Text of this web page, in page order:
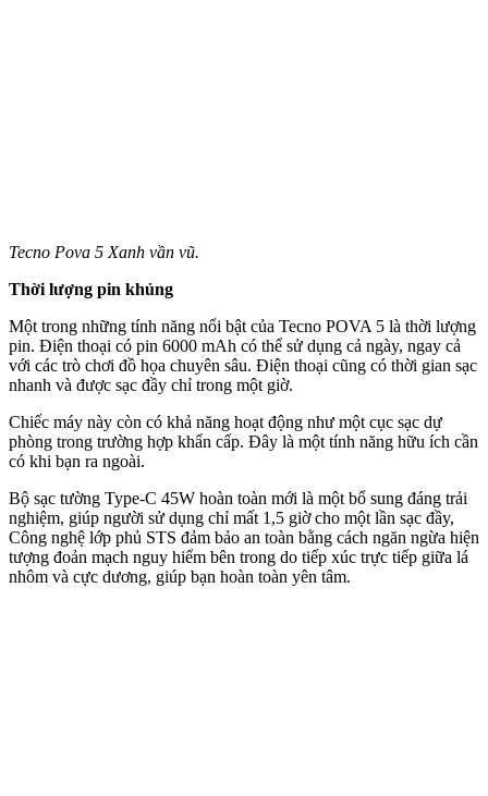
Tecno Pova 5 Xanh vần vũ.
Thời lượng pin khủng
Một trong những tính năng nổi bật của Tecno POVA 5 là thời lượng
pin. Điện thoại có pin 6000 mAh có thể sử dụng cả ngày, ngay cả
với các trò chơi đồ họa chuyên sâu. Điện thoại cũng có thời gian sạc
nhanh và được sạc đầy chỉ trong một giờ.
Chiếc máy này còn có khả năng hoạt động như một cục sạc dự
phòng trong trường hợp khẩn cấp. Đây là một tính năng hữu ích cần
có khi bạn ra ngoài.
Bộ sạc tường Type-C 45W hoàn toàn mới là một bổ sung đáng trải
nghiệm, giúp người sử dụng chỉ mất 1,5 giờ cho một lần sạc đầy,
Công nghệ lớp phủ STS đảm bảo an toàn bằng cách ngăn ngừa hiện
tượng đoản mạch nguy hiểm bên trong do tiếp xúc trực tiếp giữa lá
nhôm và cực dương, giúp bạn hoàn toàn yên tâm.